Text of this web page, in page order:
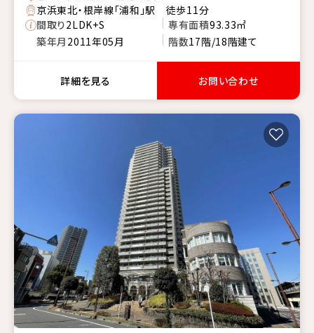
京浜東北・根岸線「浦和」駅 徒歩11分
間取り2LDK+S 専有面積93.33㎡
築年月 2011年05月 階数17階/18階建て
詳細を見る お問い合わせ